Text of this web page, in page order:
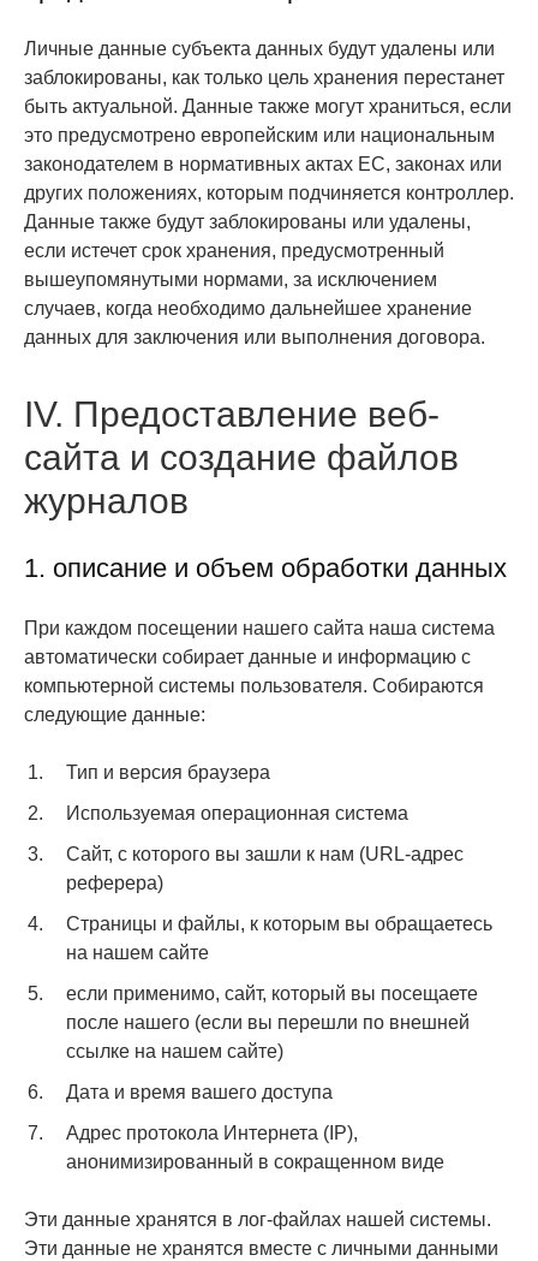
Личные данные субъекта данных будут удалены или
заблокированы, как только цель хранения перестанет
быть актуальной. Данные также могут храниться, если
это предусмотрено европейским или национальным
законодателем в нормативных актах ЕС, законах или
других положениях, которым подчиняется контроллер.
Данные также будут заблокированы или удалены,
если истечет срок хранения, предусмотренный
вышеупомянутыми нормами, за исключением
случаев, когда необходимо дальнейшее хранение
данных для заключения или выполнения договора.
IV. Предоставление веб-
сайта и создание файлов
журналов
1. описание и объем обработки данных
При каждом посещении нашего сайта наша система
автоматически собирает данные и информацию с
компьютерной системы пользователя. Собираются
следующие данные:
Тип и версия браузера
Используемая операционная система
Сайт, с которого вы зашли к нам (URL-адрес
реферера)
Страницы и файлы, к которым вы обращаетесь
на нашем сайте
если применимо, сайт, который вы посещаете
после нашего (если вы перешли по внешней
ссылке на нашем сайте)
Дата и время вашего доступа
Адрес протокола Интернета (IP),
анонимизированный в сокращенном виде
Эти данные хранятся в лог-файлах нашей системы.
Эти данные не хранятся вместе с личными данными